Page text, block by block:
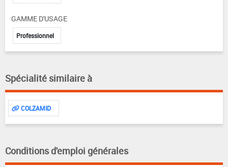
GAMME D'USAGE
Professionnel
Spécialité similaire à
COLZAMID
Conditions d'emploi générales